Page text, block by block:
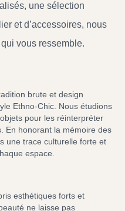
une sélection
et d’accessoires, nous
vous ressemble.
brute et design
Ethno-Chic. Nous étudions
pour les réinterpréter
En honorant la mémoire des
une trace culturelle forte et
espace.
esthétiques forts et
ne laisse pas